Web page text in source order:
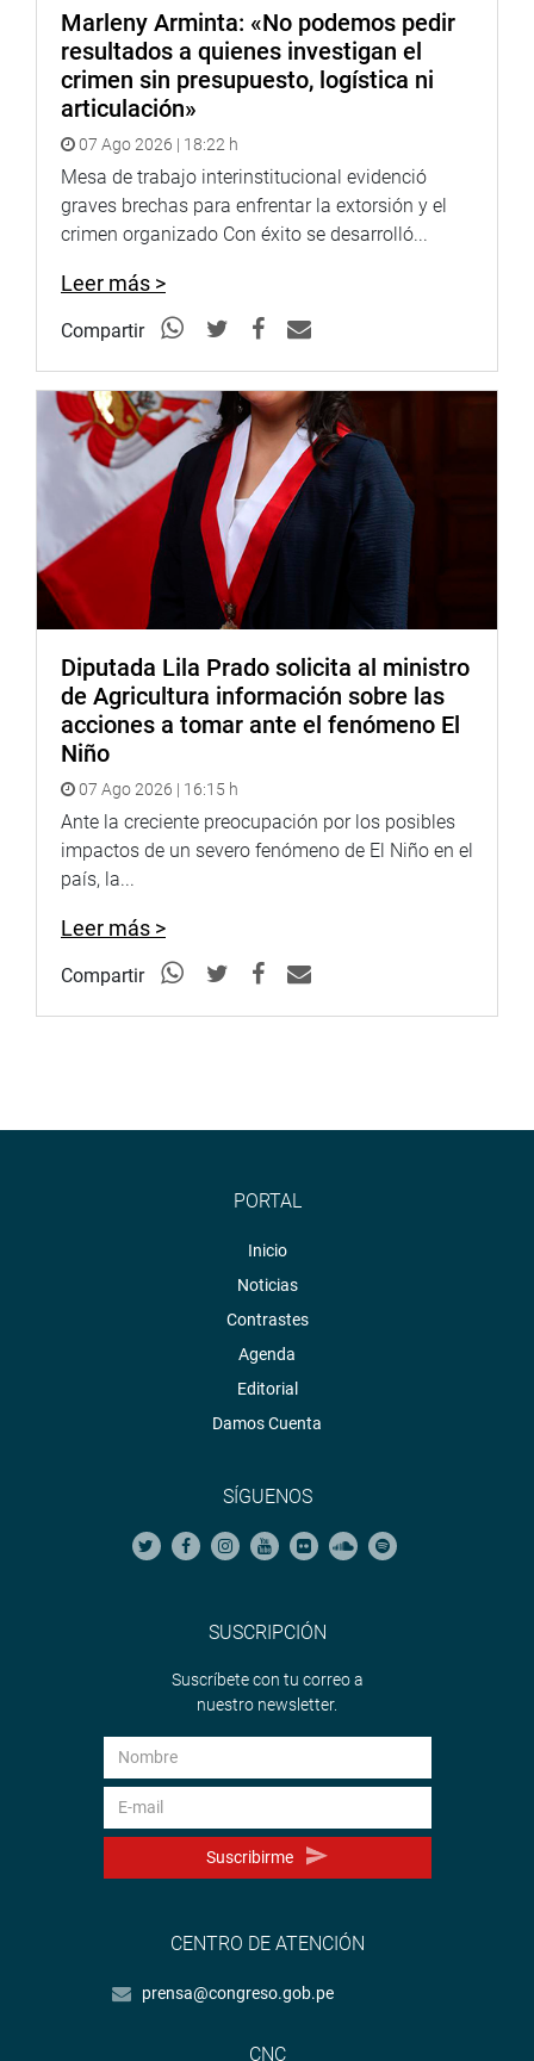
Marleny Arminta: «No podemos pedir
resultados a quienes investigan el
crimen sin presupuesto, logística ni
articulación»
07 Ago 2026 | 18:22 h
Mesa de trabajo interinstitucional evidenció
graves brechas para enfrentar la extorsión y el
crimen organizado Con éxito se desarrolló...
Leer más >
Compartir
Diputada Lila Prado solicita al ministro
de Agricultura información sobre las
acciones a tomar ante el fenómeno El
Niño
07 Ago 2026 | 16:15 h
Ante la creciente preocupación por los posibles
impactos de un severo fenómeno de El Niño en el
país, la...
Leer más >
Compartir
PORTAL
Inicio
Noticias
Contrastes
Agenda
Editorial
Damos Cuenta
SÍGUENOS
SUSCRIPCIÓN
Suscríbete con tu correo a
nuestro newsletter.
Suscribirme
CENTRO DE ATENCIÓN
prensa@congreso.gob.pe
CNC